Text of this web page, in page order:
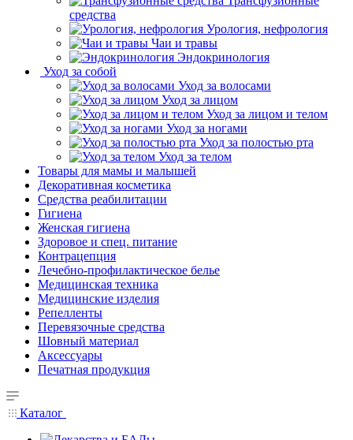
средства
Урология, нефрология
Чаи и травы
Эндокринология
Уход за собой
Уход за волосами
Уход за лицом
Уход за лицом и телом
Уход за ногами
Уход за полостью рта
Уход за телом
Товары для мамы и малышей
Декоративная косметика
Средства реабилитации
Гигиена
Женская гигиена
Здоровое и спец. питание
Контрацепция
Лечебно-профилактическое белье
Медицинская техника
Медицинские изделия
Репелленты
Перевязочные средства
Шовный материал
Аксессуары
Печатная продукция
Каталог